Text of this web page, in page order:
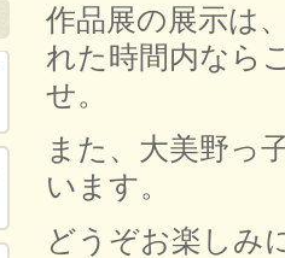
作品展の展示は
れた時間内なら
せ。
また、大美野っ
います。
どうぞお楽しみ